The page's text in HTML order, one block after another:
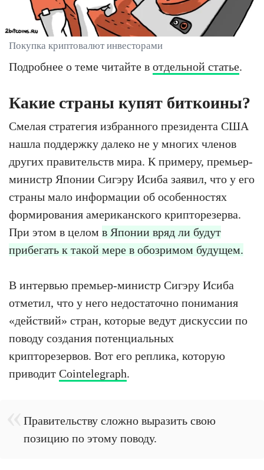
Покупка криптовалют инвесторами
Подробнее о теме читайте в отдельной статье.
Какие страны купят биткоины?
Смелая стратегия избранного президента США
нашла поддержку далеко не у многих членов
других правительств мира. К примеру, премьер-
министр Японии Сигэру Исиба заявил, что у его
страны мало информации об особенностях
формирования американского крипторезерва.
При этом в целом в Японии вряд ли будут
прибегать к такой мере в обозримом будущем.
В интервью премьер-министр Сигэру Исиба
отметил, что у него недостаточно понимания
«действий» стран, которые ведут дискуссии по
поводу создания потенциальных
крипторезервов. Вот его реплика, которую
приводит Cointelegraph.
Правительству сложно выразить свою
позицию по этому поводу.